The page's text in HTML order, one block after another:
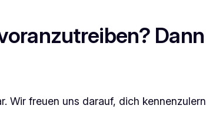
Wir freuen uns darauf, dich